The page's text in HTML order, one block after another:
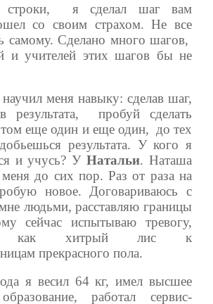
строки, я сделал шаг вам
со своим страхом. Не все
самому. Сделано много шагов,
и учителей этих шагов бы не
меня навыку: сделав шаг,
результата, пробуй сделать
еще один и еще один, до тех
результата. У кого я
и учусь? УНатальи. Наташа
до сих пор. Раз от раза на
новое. Договариваюсь с
людьми, расставляю границы
сейчас испытываю тревогу,
как хитрый лис к
прекрасного пола.
я весил 64 кг, имел высшее
работал сервис-